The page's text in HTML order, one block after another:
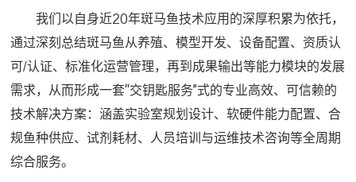
我们以自身近20年斑马鱼技术应用的深厚积累为依托，
通过深刻总结斑马鱼从养殖、模型开发、设备配置、资质认
可/认证、标准化运营管理，再到成果输出等能力模块的发展
需求，从而形成一套“交钥匙服务”式的专业高效、可信赖的
技术解决方案：涵盖实验室规划设计、软硬件能力配置、合
规鱼种供应、试剂耗材、人员培训与运维技术咨询等全周期
综合服务。